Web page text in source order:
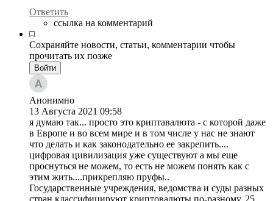
Ответить
ссылка на комментарий
Сохраняйте новости, статьи, комментарии чтобы
прочитать их позже
Войти
Анонимно
13 Августа 2021 09:58
я думаю так... просто это криптавалюта - с которой даже
в Европе и во всем мире и в том числе у нас не знают
что делать и как законодательно ее закрепить....
цифровая цивилизация уже существуют а мы еще
проснуться не можем, то есть не можем понять как с
этим жить....прикрепляю пруфы..
Государственные учреждения, ведомства и суды разных